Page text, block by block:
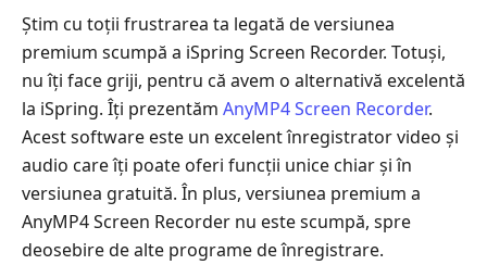
Știm cu toții frustrarea ta legată de versiunea
premium scumpă a iSpring Screen Recorder. Totuși,
nu îți face griji, pentru că avem o alternativă excelentă
la iSpring. Îți prezentăm AnyMP4 Screen Recorder.
Acest software este un excelent înregistrator video și
audio care îți poate oferi funcții unice chiar și în
versiunea gratuită. În plus, versiunea premium a
AnyMP4 Screen Recorder nu este scumpă, spre
deosebire de alte programe de înregistrare.